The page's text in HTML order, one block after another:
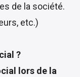
de la société.
etc.)
?
lors de la